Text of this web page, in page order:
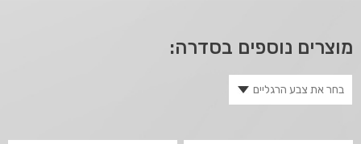
מוצרים נוספים בסדרה: